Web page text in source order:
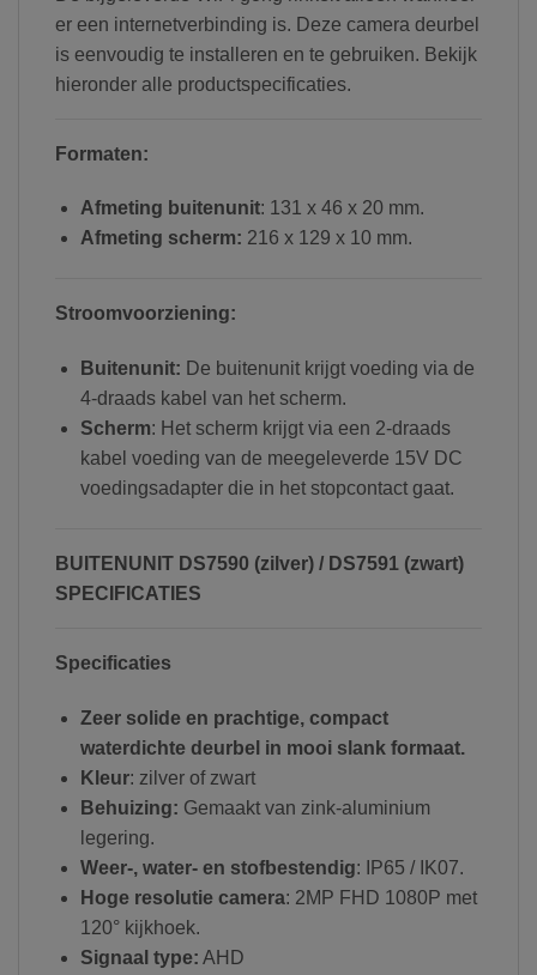
er een internetverbinding is. Deze camera deurbel
is eenvoudig te installeren en te gebruiken. Bekijk
hieronder alle productspecificaties.
Formaten:
Afmeting buitenunit: 131 x 46 x 20 mm.
Afmeting scherm: 216 x 129 x 10 mm.
Stroomvoorziening:
Buitenunit: De buitenunit krijgt voeding via de
4-draads kabel van het scherm.
Scherm: Het scherm krijgt via een 2-draads
kabel voeding van de meegeleverde 15V DC
voedingsadapter die in het stopcontact gaat.
BUITENUNIT DS7590 (zilver) / DS7591 (zwart)
SPECIFICATIES
Specificaties
Zeer solide en prachtige, compact
waterdichte deurbel in mooi slank formaat.
Kleur: zilver of zwart
Behuizing: Gemaakt van zink-aluminium
legering.
Weer-, water- en stofbestendig: IP65 / IK07.
Hoge resolutie camera: 2MP FHD 1080P met
120° kijkhoek.
Signaal type: AHD